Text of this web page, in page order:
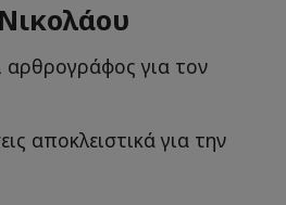
αρθρογράφος για τον
αποκλειστικά για την